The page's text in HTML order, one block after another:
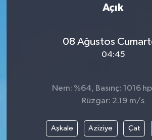
Açık
08 Ağustos
04:45
Nem: %64, Basınç: 1016
Rüzgar: 2.19 m/s
Aşkale Aziziye Çat